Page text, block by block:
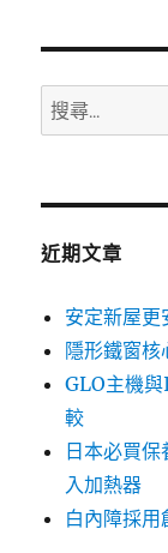
搜
尋
鍵
近期文章
安定新屋更
隱形鐵窗
GLO主機
較
日本必買
入加熱器
白內障採